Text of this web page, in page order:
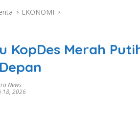
EKONOMI
KopDes Merah
News
18, 2026